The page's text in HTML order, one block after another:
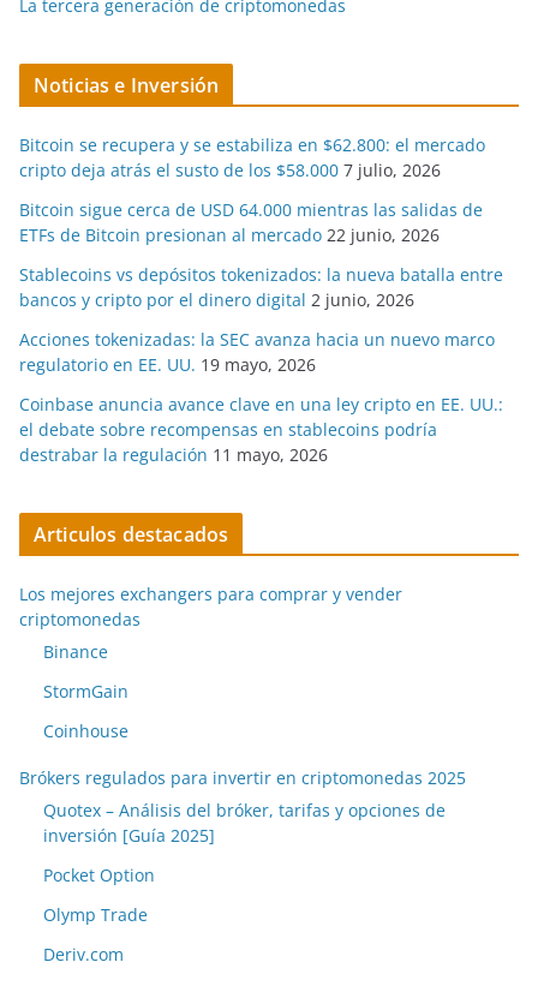
La tercera generación de criptomonedas
Noticias e Inversión
Bitcoin se recupera y se estabiliza en $62.800: el mercado
cripto deja atrás el susto de los $58.000 7 julio, 2026
Bitcoin sigue cerca de USD 64.000 mientras las salidas de
ETFs de Bitcoin presionan al mercado 22 junio, 2026
Stablecoins vs depósitos tokenizados: la nueva batalla entre
bancos y cripto por el dinero digital 2 junio, 2026
Acciones tokenizadas: la SEC avanza hacia un nuevo marco
regulatorio en EE. UU. 19 mayo, 2026
Coinbase anuncia avance clave en una ley cripto en EE. UU.:
el debate sobre recompensas en stablecoins podría
destrabar la regulación 11 mayo, 2026
Articulos destacados
Los mejores exchangers para comprar y vender
criptomonedas
Binance
StormGain
Coinhouse
Brókers regulados para invertir en criptomonedas 2025
Quotex – Análisis del bróker, tarifas y opciones de
inversión [Guía 2025]
Pocket Option
Olymp Trade
Deriv.com